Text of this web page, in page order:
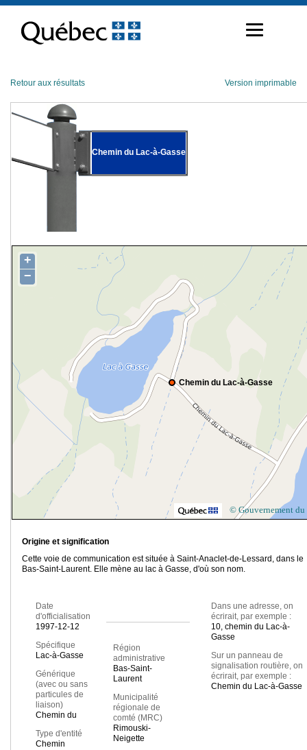
contenu
Retour aux résultats Version imprimable
Chemin du Lac-à-Gasse
Chemin du Lac-à-Gasse
+
−
© Gouvernement du
Origine et signification
Cette voie de communication est située à Saint-Anaclet-de-Lessard, dans le
Bas-Saint-Laurent. Elle mène au lac à Gasse, d'où son nom.
Date
d'officialisation
1997-12-12
Spécifique
Lac-à-Gasse
Générique
(avec ou sans
particules de
liaison)
Chemin du
Type d'entité
Chemin
Région
administrative
Bas-Saint-
Laurent
Municipalité
régionale de
comté (MRC)
Rimouski-
Neigette
Dans une adresse, on
écrirait, par exemple :
10, chemin du Lac-à-
Gasse
Sur un panneau de
signalisation routière, on
écrirait, par exemple :
Chemin du Lac-à-Gasse